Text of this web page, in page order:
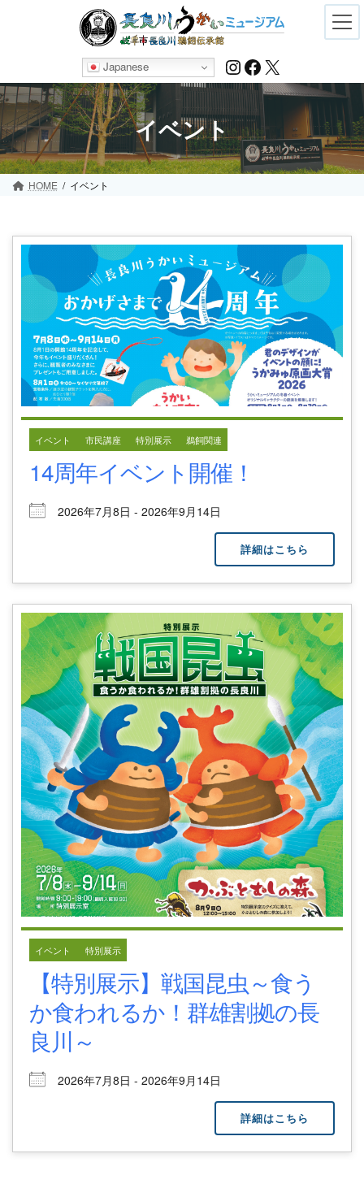
Japanese Instagram
Facebook
X
イベント
HOME イベント
イベント 市民講座 特別展示 鵜飼関連
14周年イベント開催！
2026年7月8日 - 2026年9月14日
詳細はこちら
イベント 特別展示
【特別展示】戦国昆虫～食う
か食われるか！群雄割拠の長
良川～
2026年7月8日 - 2026年9月14日
詳細はこちら